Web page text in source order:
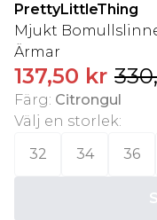
PrettyLittleThing
Mjukt
Ärmar
137,50 kr
Färg: Citrongul
Välj en storlek:
32
34 36